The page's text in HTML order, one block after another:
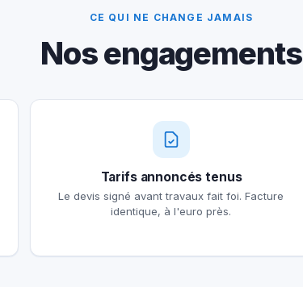
CE QUI NE CHANGE JAMAIS
Nos engagements
Tarifs annoncés tenus
Le devis signé avant travaux fait foi. Facture
identique, à l'euro près.